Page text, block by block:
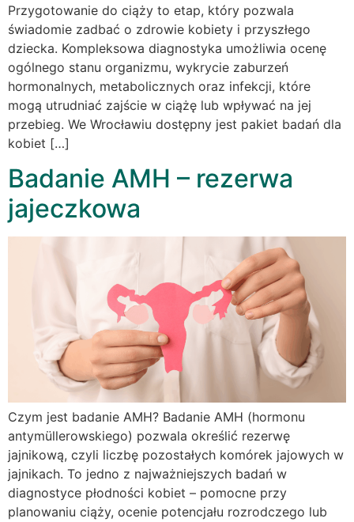
Przygotowanie do ciąży to etap, który pozwala
świadomie zadbać o zdrowie kobiety i przyszłego
dziecka. Kompleksowa diagnostyka umożliwia ocenę
ogólnego stanu organizmu, wykrycie zaburzeń
hormonalnych, metabolicznych oraz infekcji, które
mogą utrudniać zajście w ciążę lub wpływać na jej
przebieg. We Wrocławiu dostępny jest pakiet badań dla
kobiet […]
Badanie AMH – rezerwa
jajeczkowa
Czym jest badanie AMH? Badanie AMH (hormonu
antymüllerowskiego) pozwala określić rezerwę
jajnikową, czyli liczbę pozostałych komórek jajowych w
jajnikach. To jedno z najważniejszych badań w
diagnostyce płodności kobiet – pomocne przy
planowaniu ciąży, ocenie potencjału rozrodczego lub